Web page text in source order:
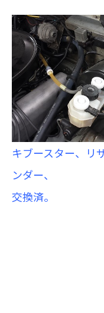
キブースター、リ
ンダー、
交換済。